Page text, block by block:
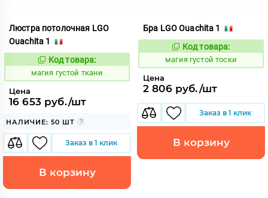
Люстра потолочная LGO
Ouachita 1
Код:
909230
Код товара:
магия густой ткани
Цена
16 653 руб./шт
НАЛИЧИЕ: 50 ШТ
Заказ в 1 клик
В корзину
Бра LGO Ouachita 1
Код:
909231
Код товара:
магия густой тоски
Цена
2 806 руб./шт
Заказ в 1 клик
В корзину